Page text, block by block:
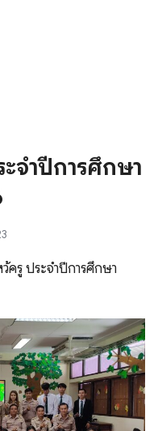
ะจำปีการศึกษา
ครู ประจำปีการศึกษา